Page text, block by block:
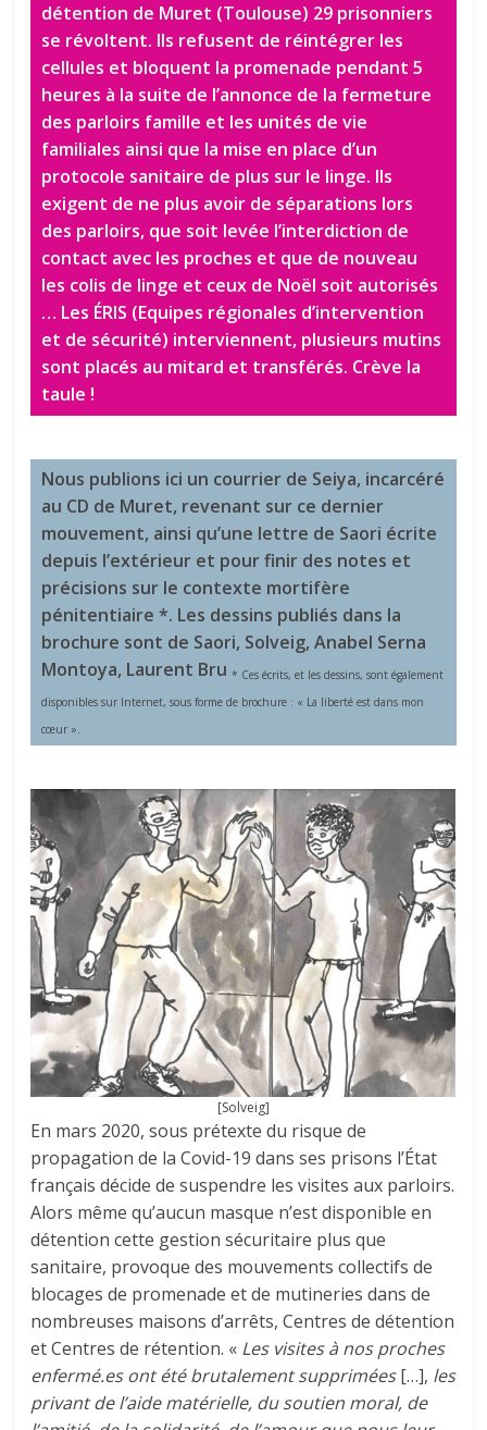
détention de Muret (Toulouse) 29 prisonniers
se révoltent. Ils refusent de réintégrer les
cellules et bloquent la promenade pendant 5
heures à la suite de l’annonce de la fermeture
des parloirs famille et les unités de vie
familiales ainsi que la mise en place d’un
protocole sanitaire de plus sur le linge. Ils
exigent de ne plus avoir de séparations lors
des parloirs, que soit levée l’interdiction de
contact avec les proches et que de nouveau
les colis de linge et ceux de Noël soit autorisés
… Les ÉRIS (Equipes régionales d’intervention
et de sécurité) interviennent, plusieurs mutins
sont placés au mitard et transférés. Crève la
taule !
Nous publions ici un courrier de Seiya, incarcéré
au CD de Muret, revenant sur ce dernier
mouvement, ainsi qu’une lettre de Saori écrite
depuis l’extérieur et pour finir des notes et
précisions sur le contexte mortifère
pénitentiaire *. Les dessins publiés dans la
brochure sont de Saori, Solveig, Anabel Serna
Montoya, Laurent Bru * Ces écrits, et les dessins, sont également
disponibles sur Internet, sous forme de brochure : « La liberté est dans mon
cœur ».
[Solveig]
En mars 2020, sous prétexte du risque de
propagation de la Covid-19 dans ses prisons l’État
français décide de suspendre les visites aux parloirs.
Alors même qu’aucun masque n’est disponible en
détention cette gestion sécuritaire plus que
sanitaire, provoque des mouvements collectifs de
blocages de promenade et de mutineries dans de
nombreuses maisons d’arrêts, Centres de détention
et Centres de rétention. « Les visites à nos proches
enfermé.es ont été brutalement supprimées[…], les
privant de l’aide matérielle, du soutien moral, de